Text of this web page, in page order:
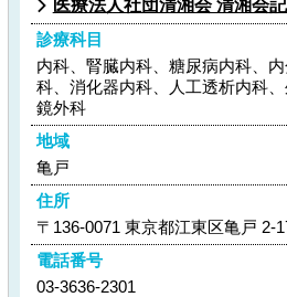
医療法人社団清湘会 清湘会
診療科目
内科、腎臓内科、糖尿病内科、
科、消化器内科、人工透析内科
鏡外科
地域
亀戸
住所
〒136-0071 東京都江東区亀戸 2-
電話番号
03-3636-2301